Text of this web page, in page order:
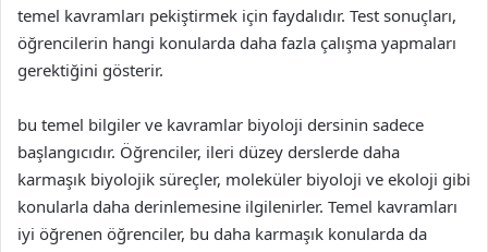
temel kavramları pekiştirmek için faydalıdır. Test sonuçları,
öğrencilerin hangi konularda daha fazla çalışma yapmaları
gerektiğini gösterir.
bu temel bilgiler ve kavramlar biyoloji dersinin sadece
başlangıcıdır. Öğrenciler, ileri düzey derslerde daha
karmaşık biyolojik süreçler, moleküler biyoloji ve ekoloji gibi
konularla daha derinlemesine ilgilenirler. Temel kavramları
iyi öğrenen öğrenciler, bu daha karmaşık konularda da